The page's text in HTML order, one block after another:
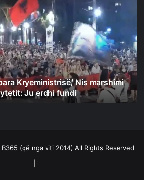
Kryeministrisë/ Nis marshimi
Ju erdhi fundi
(që nga viti 2014) All Rights Reserved